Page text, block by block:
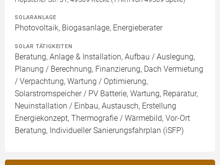
SOLARANLAGE
Photovoltaik, Biogasanlage, Energieberater
SOLAR TÄTIGKEITEN
Beratung, Anlage & Installation, Aufbau / Auslegung,
Planung / Berechnung, Finanzierung, Dach Vermietung
/ Verpachtung, Wartung / Optimierung,
Solarstromspeicher / PV Batterie, Wartung, Reparatur,
Neuinstallation / Einbau, Austausch, Erstellung
Energiekonzept, Thermografie / Wärmebild, Vor-Ort
Beratung, Individueller Sanierungsfahrplan (iSFP)